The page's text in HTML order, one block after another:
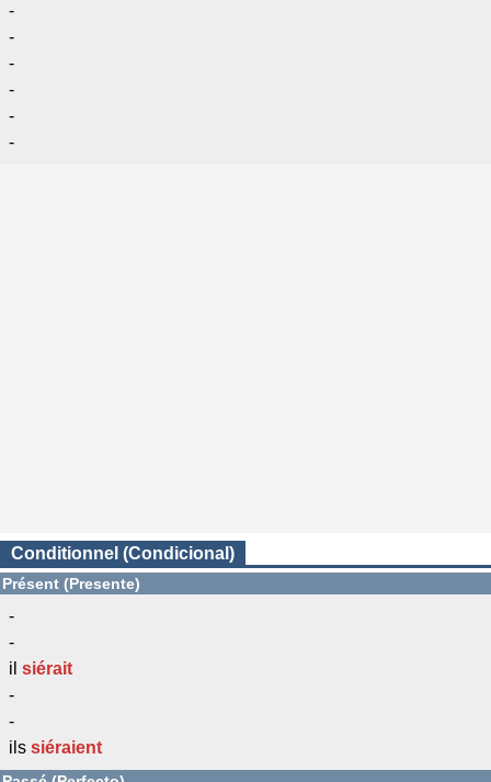
-
-
-
-
-
-
Conditionnel (Condicional)
Présent (Presente)
-
-
il siérait
-
-
ils siéraient